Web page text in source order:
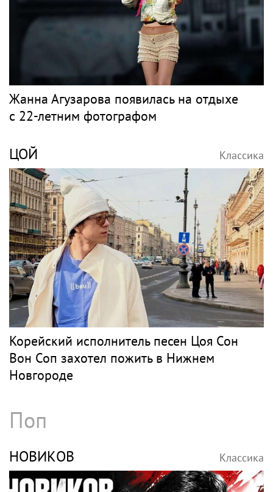
Жанна Агузарова появилась на отдыхе
с 22-летним фотографом
ЦОЙ Классика
Корейский исполнитель песен Цоя Сон
Вон Соп захотел пожить в Нижнем
Новгороде
Поп
НОВИКОВ Классика